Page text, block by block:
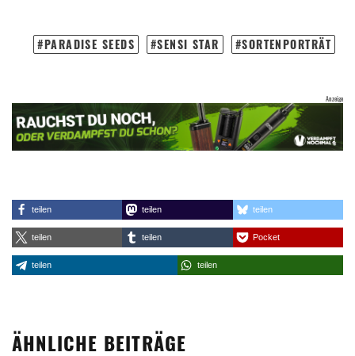
PARADISE SEEDS SENSI STAR SORTENPORTRÄT
teilen teilen teilen
teilen teilen Pocket
teilen teilen
ÄHNLICHE BEITRÄGE